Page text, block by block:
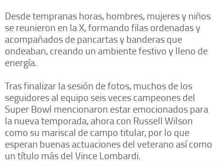
Desde tempranas horas, hombres, mujeres y niños
se reunieron en la X, formando filas ordenadas y
acompañados de pancartas y banderas que
ondeaban, creando un ambiente festivo y lleno de
energía.
Tras finalizar la sesión de fotos, muchos de los
seguidores al equipo seis veces campeones del
Super Bowl mencionaron estar emocionados para
la nueva temporada, ahora con Russell Wilson
como su mariscal de campo titular, por lo que
esperan buenas actuaciones del veterano así como
un título más del Vince Lombardi.